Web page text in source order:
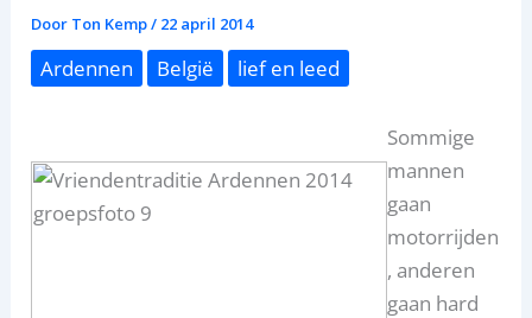
Door Ton Kemp/ 22 april 2014
Ardennen België lief en leed
Sommige
mannen
gaan
motorrijden
, anderen
gaan hard